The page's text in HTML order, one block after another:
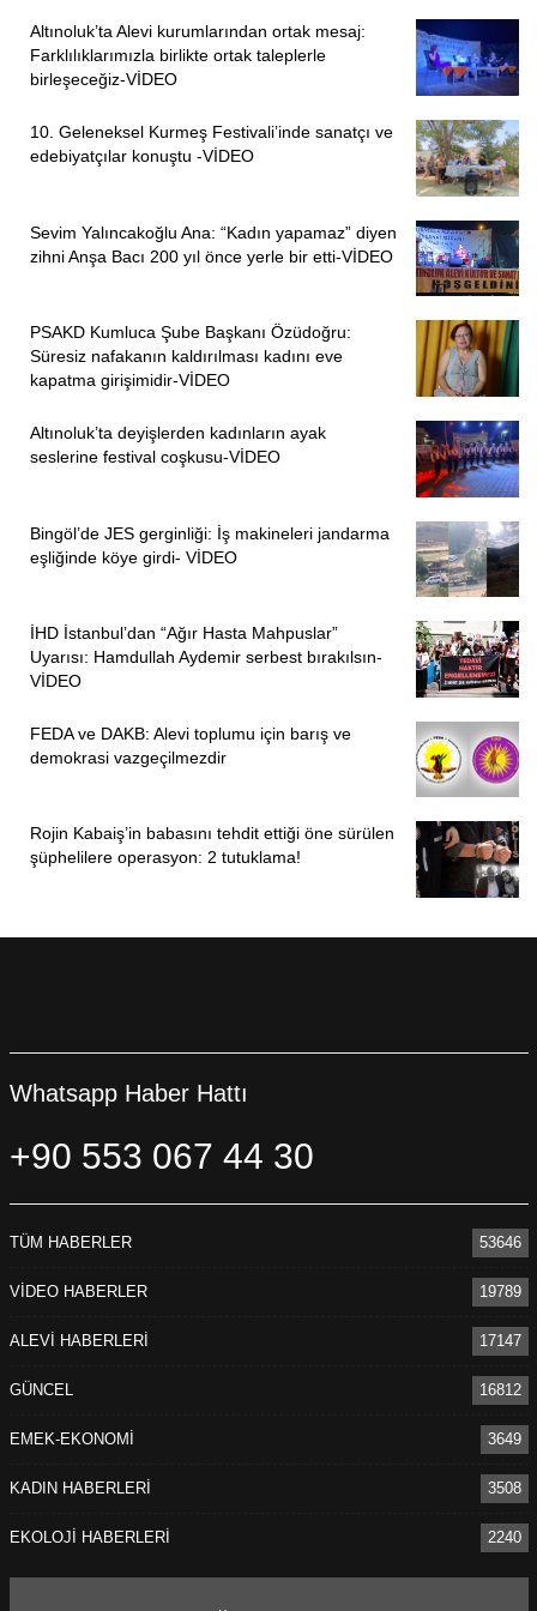
Yakın bir zamanda orada o katliamı gerçekleştirirken ölen
iki katilin de adı yazılıydı. Apar topar kaldırdılar onu. Sebebi
de benim davayı kazanacak olmamdı. Kazanacağımı
anladıkları için o katillerin ismini oradan kaldırdılar. Şimdi
diyecekler ki, ‘Onların adını kaldırdık senin kardeşinin adı
dursun.’ Ama hayır, asla buna izin vermeyeceğim.
Kardeşimin adı oradan kaldırılacak.”
Altınoluk’ta Alevi kurumlarından ortak mesaj:
Farklılıklarımızla birlikte ortak taleplerle
birleşeceğiz-VİDEO
10. Geleneksel Kurmeş Festivali’inde sanatçı ve
edebiyatçılar konuştu -VİDEO
Sevim Yalıncakoğlu Ana: “Kadın yapamaz” diyen
zihni Anşa Bacı 200 yıl önce yerle bir etti-VİDEO
PSAKD Kumluca Şube Başkanı Özüdoğru:
Süresiz nafakanın kaldırılması kadını eve
kapatma girişimidir-VİDEO
Altınoluk’ta deyişlerden kadınların ayak
seslerine festival coşkusu-VİDEO
Bingöl’de JES gerginliği: İş makineleri jandarma
eşliğinde köye girdi- VİDEO
İHD İstanbul’dan “Ağır Hasta Mahpuslar”
Uyarısı: Hamdullah Aydemir serbest bırakılsın-
VİDEO
FEDA ve DAKB: Alevi toplumu için barış ve
demokrasi vazgeçilmezdir
Rojin Kabaiş’in babasını tehdit ettiği öne sürülen
şüphelilere operasyon: 2 tutuklama!
Whatsapp Haber Hattı
+90 553 067 44 30
TÜM HABERLER 53646
VİDEO HABERLER 19789
ALEVİ HABERLERİ 17147
GÜNCEL 16812
EMEK-EKONOMİ 3649
KADIN HABERLERİ 3508
EKOLOJİ HABERLERİ 2240